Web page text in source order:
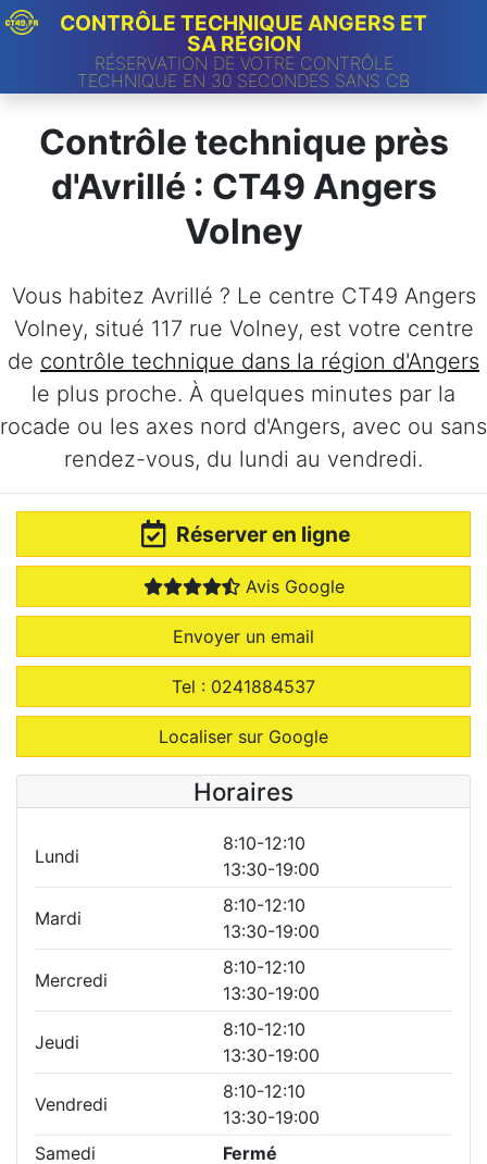
CONTRÔLE TECHNIQUE ANGERS ET
SA RÉGION
RÉSERVATION DE VOTRE CONTRÔLE
TECHNIQUE EN 30 SECONDES SANS CB
Contrôle technique près
d'Avrillé : CT49 Angers
Volney
Vous habitez Avrillé ? Le centre CT49 Angers
Volney, situé 117 rue Volney, est votre centre
de contrôle technique dans la région d'Angers
le plus proche. À quelques minutes par la
rocade ou les axes nord d'Angers, avec ou sans
rendez-vous, du lundi au vendredi.
Réserveren ligne
Avis Google
Envoyer un email
Tel : 0241884537
Localiser sur Google
Horaires
Lundi
8:10-12:10
13:30-19:00
Mardi
8:10-12:10
13:30-19:00
Mercredi
8:10-12:10
13:30-19:00
Jeudi
8:10-12:10
13:30-19:00
Vendredi
8:10-12:10
13:30-19:00
Samedi
Fermé